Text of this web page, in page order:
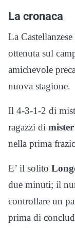
La cronaca
La
ottenuta sul
amichevole
nuova stagione.
Il 4-3-1-2 di
ragazzi di
nella prima
E’ il solito
due minuti; il
controllare un
prima di